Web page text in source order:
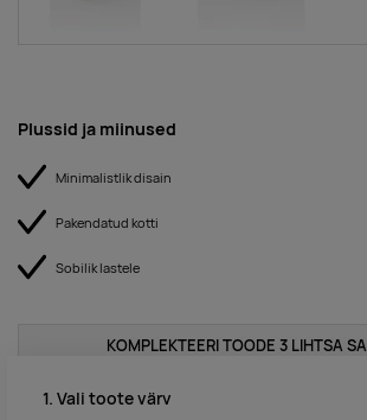
Plussid ja miinused
Minimalistlik disain
Pakendatud kotti
Sobilik lastele
KOMPLEKTEERI TOODE 3 LIHTSA
1. Vali toote värv